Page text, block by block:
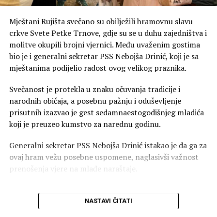
00:00 00:59
društvenim mrežama
Mještani Rujišta svečano su obilježili hramovnu slavu
crkve Svete Petke Trnove, gdje su se u duhu zajedništva i
molitve okupili brojni vjernici. Među uvaženim gostima
bio je i generalni sekretar PSS Nebojša Drinić, koji je sa
mještanima podijelio radost ovog velikog praznika.
Svečanost je protekla u znaku očuvanja tradicije i
narodnih običaja, a posebnu pažnju i oduševljenje
prisutnih izazvao je gest sedamnaestogodišnjeg mladića
koji je preuzeo kumstvo za narednu godinu.
Generalni sekretar PSS Nebojša Drinić istakao je da ga za
ovaj hram vežu posebne uspomene, naglasivši važnost
prenošenja vjere na mlađe naraštaje.
“Prije dvije godine bio sam
NASTAVI ČITATI